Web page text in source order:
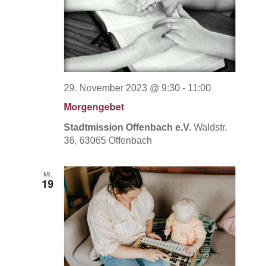
Morgengebet
29. November 2023 @ 9:30 - 11:00
Stadtmission Offenbach e.V.Waldstr.
36, 63065 Offenbach
MI.
19